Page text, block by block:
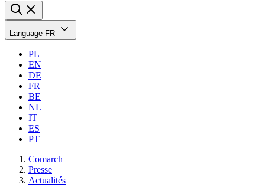
Language FR
PL
EN
DE
FR
BE
NL
IT
ES
PT
Comarch
Presse
Actualités